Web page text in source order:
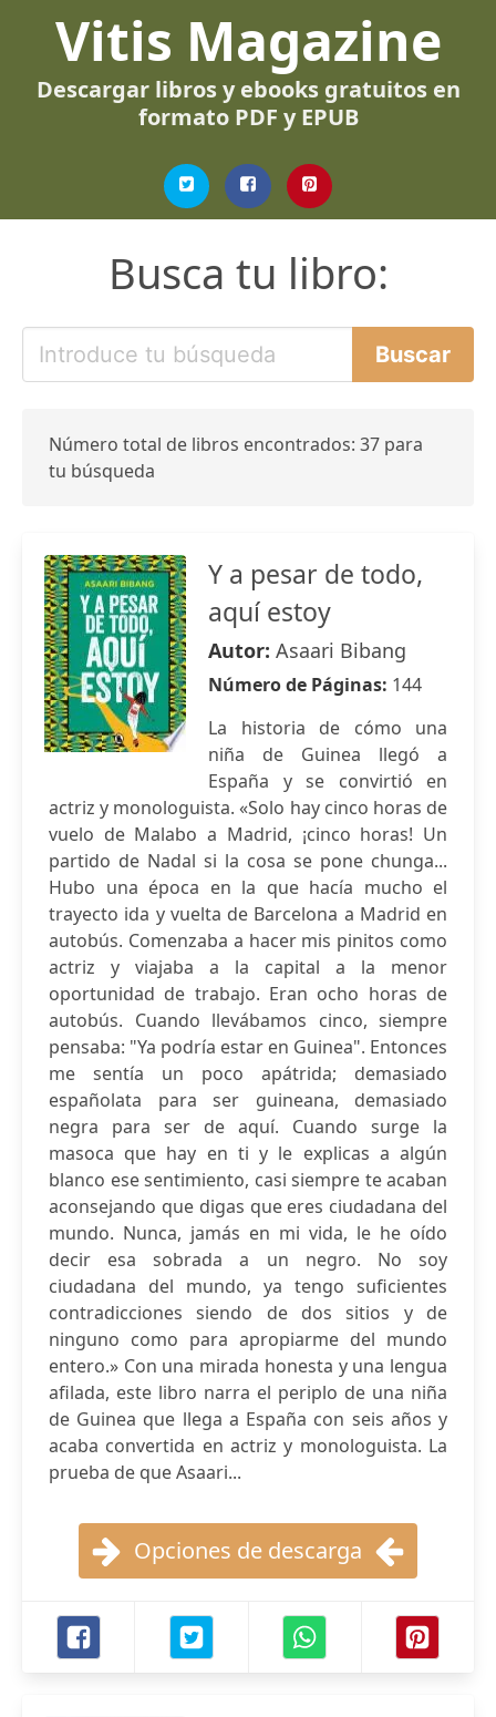
Vitis Magazine
Descargar libros y ebooks gratuitos en
formato PDF y EPUB
Busca tu libro:
Número total de libros encontrados: 37 para
tu búsqueda
Y a pesar de todo,
aquí estoy
Autor: Asaari Bibang
Número de Páginas: 144
La historia de cómo una
niña de Guinea llegó a
España y se convirtió en
actriz y monologuista. «Solo hay cinco horas de
vuelo de Malabo a Madrid, ¡cinco horas! Un
partido de Nadal si la cosa se pone chunga...
Hubo una época en la que hacía mucho el
trayecto ida y vuelta de Barcelona a Madrid en
autobús. Comenzaba a hacer mis pinitos como
actriz y viajaba a la capital a la menor
oportunidad de trabajo. Eran ocho horas de
autobús. Cuando llevábamos cinco, siempre
pensaba: "Ya podría estar en Guinea". Entonces
me sentía un poco apátrida; demasiado
españolata para ser guineana, demasiado
negra para ser de aquí. Cuando surge la
masoca que hay en ti y le explicas a algún
blanco ese sentimiento, casi siempre te acaban
aconsejando que digas que eres ciudadana del
mundo. Nunca, jamás en mi vida, le he oído
decir esa sobrada a un negro. No soy
ciudadana del mundo, ya tengo suficientes
contradicciones siendo de dos sitios y de
ninguno como para apropiarme del mundo
entero.» Con una mirada honesta y una lengua
afilada, este libro narra el periplo de una niña
de Guinea que llega a España con seis años y
acaba convertida en actriz y monologuista. La
prueba de que Asaari...
Opciones de descarga